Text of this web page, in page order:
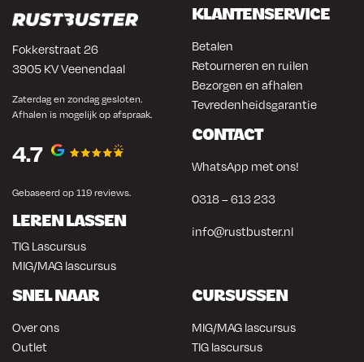
Fokkerstraat 26
3905 KV Veenendaal
Zaterdag en zondag gesloten.
Afhalen is mogelijk op afspraak.
4.7
Gebaseerd op 119 reviews.
LEREN LASSEN
TIG Lascursus
MIG/MAG lascursus
KLANTENSERVICE
Betalen
Retourneren en ruilen
Bezorgen en afhalen
Tevredenheidsgarantie
CONTACT
WhatsApp met ons!
0318 – 613 233
info@rustbuster.nl
SNEL NAAR
Over ons
Outlet
CURSUSSEN
MIG/MAG lascursus
TIG lascursus